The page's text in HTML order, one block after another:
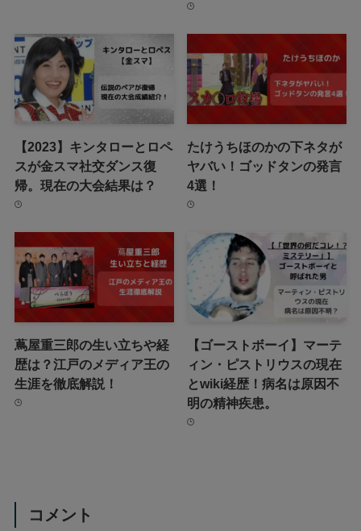
【2023】キンタローとロペ
スが金スマ社交ダンス復
帰。現在の大会結果は？
たけうちほのかの下ネタが
ヤバい！ゴッドタンの発言
4選！
蔦屋重三郎の生い立ちや経
歴は？江戸のメディア王の
生涯を徹底解説！
【ゴーストボーイ】マーテ
ィン・ピストリウスの現在
とwiki経歴！病名は原因不
明の精神疾患。
コメント